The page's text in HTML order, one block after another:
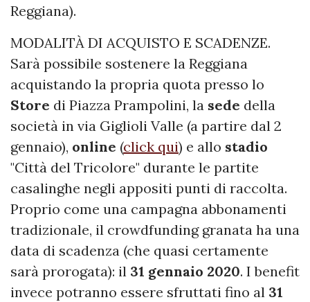
Reggiana).
MODALITÀ DI ACQUISTO E SCADENZE.
Sarà possibile sostenere la Reggiana
acquistando la propria quota presso lo
Store di Piazza Prampolini, la sede della
società in via Giglioli Valle (a partire dal 2
gennaio), online (click qui) e allo stadio
"Città del Tricolore" durante le partite
casalinghe negli appositi punti di raccolta.
Proprio come una campagna abbonamenti
tradizionale, il crowdfunding granata ha una
data di scadenza (che quasi certamente
sarà prorogata): il 31 gennaio 2020. I benefit
invece potranno essere sfruttati fino al 31